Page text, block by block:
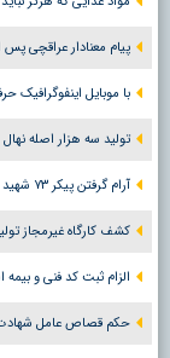
پیام معنادار عراقچی
با موبایل اینفوگرافیک
تولید سه هزار اصله نهال
آرام گرفتن پیکر ۷۳ شهید جنگ تحمیلی در جوار امامزادگان استان البرز
کشف کارگاه غیرمجاز
الزام ثبت کد فنی و
حکم قصاص عامل شهادت